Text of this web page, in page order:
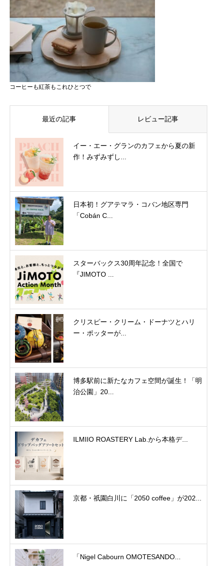
コーヒーも紅茶もこれひとつで
最近の記事 レビュー記事
イー・エー・グランのカフェから夏の新
作！みずみずし...
日本初！グアテマラ・コバン地区専門
「Cobán C...
スターバックス30周年記念！全国で
『JIMOTO ...
クリスピー・クリーム・ドーナツとハリ
ー・ポッターが...
博多駅前に新たなカフェ空間が誕生！「明
治公園」20...
ILMIIO ROASTERY Lab.から本格デ...
京都・祇園白川に「2050 coffee」が202...
「Nigel Cabourn OMOTESANDO...